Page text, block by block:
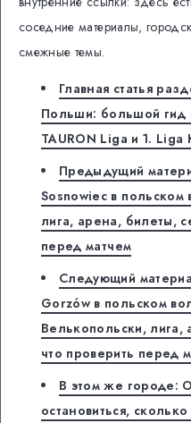
соседние материалы,
смежные темы.
Главная статья
Польши: большой гид
TAURON Liga и 1. Liga
Предыдущий
Sosnowiec в
лига, арена, билеты,
перед матчем
Следующий
Gorzów в польском
Велькопольски, лига,
что проверить перед
В этом же городе:
остановиться,